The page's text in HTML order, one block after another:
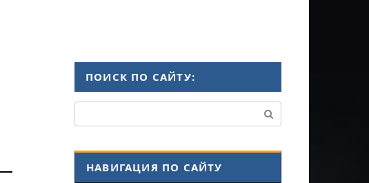
ПОИСК ПО САЙТУ:
НАВИГАЦИЯ ПО САЙТУ